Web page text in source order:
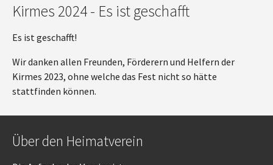
Kirmes 2024 - Es ist geschafft
Es ist geschafft!
Wir danken allen Freunden, Förderern und Helfern der
Kirmes 2023, ohne welche das Fest nicht so hätte
stattfinden können.
Über den Heimatverein